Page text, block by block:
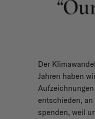
Der
Jahren haben
entschieden,
spenden, weil